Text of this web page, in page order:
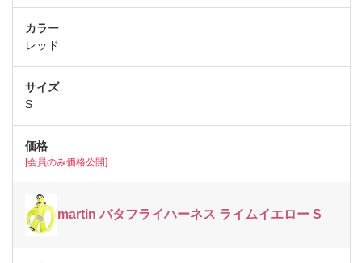
レッド
S
[会員のみ価格公開]
martin バタフライハーネス ライムイエロー S